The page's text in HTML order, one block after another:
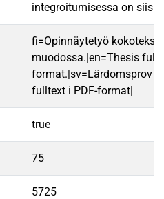
integroitumisessa on siis
fi=Opinnäytetyö
muodossa.|en=Thesis
format.|sv=Lärdomsprov
fulltext i PDF-format|
true
75
5725